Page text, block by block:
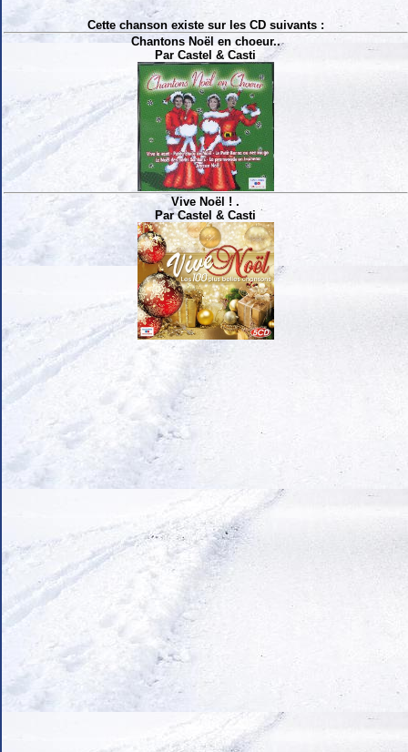
Cette chanson existe sur les CD suivants :
Chantons Noël en choeur..
Par Castel & Casti
Vive Noël ! .
Par Castel & Casti